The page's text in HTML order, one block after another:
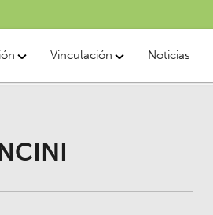
Vinculación Noticias